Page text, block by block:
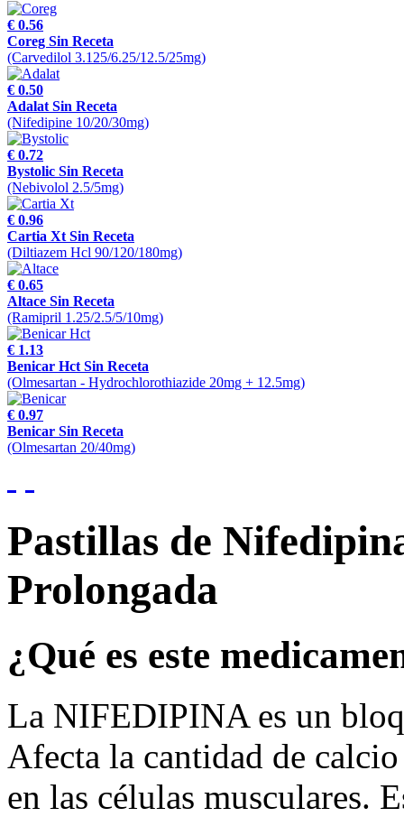
€ 0.56
Coreg Sin Receta
(Carvedilol 3.125/6.25/12.5/25mg)
€ 0.50
Adalat Sin Receta
(Nifedipine 10/20/30mg)
€ 0.72
Bystolic Sin Receta
(Nebivolol 2.5/5mg)
€ 0.96
Cartia Xt Sin Receta
(Diltiazem Hcl 90/120/180mg)
€ 0.65
Altace Sin Receta
(Ramipril 1.25/2.5/5/10mg)
€ 1.13
Benicar Hct Sin Receta
(Olmesartan - Hydrochlorothiazide 20mg + 12.5mg)
€ 0.97
Benicar Sin Receta
(Olmesartan 20/40mg)
Pastillas de
Prolongada
¿Qué es este
La NIFEDIPINA es un
Afecta la cantidad de
en las células musculares.